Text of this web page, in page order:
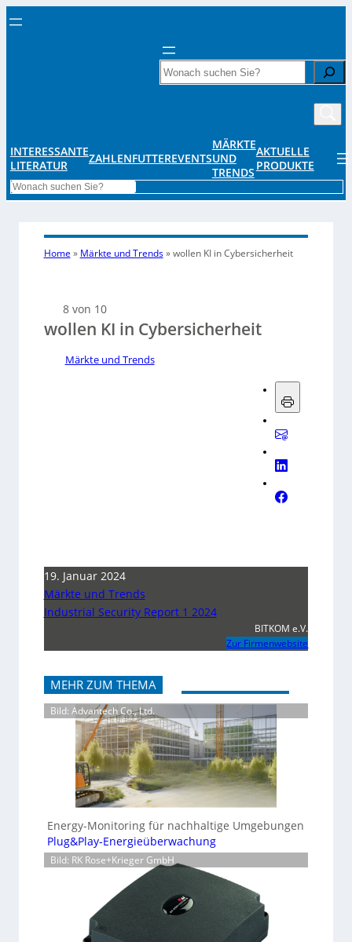
Search
INTERESSANTE
LITERATUR
ZAHLENFUTTEREVENTS
MÄRKTE
UND
TRENDS
AKTUELLE
PRODUKTE
Search
Home » Märkte und Trends»wollen KI in Cybersicherheit
8 von 10
wollen KI in Cybersicherheit
Märkte und Trends
19. Januar 2024
Märkte und Trends
Industrial Security Report 1 2024
BITKOM e.V.
Zur Firmenwebsite
MEHR ZUM THEMA
Bild: Advantech Co., Ltd.
Energy-Monitoring für nachhaltige Umgebungen
Plug&Play-Energieüberwachung
Bild: RK Rose+Krieger GmbH